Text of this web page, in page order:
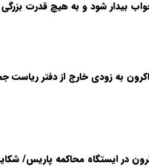
بیدار شود و به هیچ قدرت
به زودی خارج از دفتر ریاست
در ایستگاه محاکمه پاریس/